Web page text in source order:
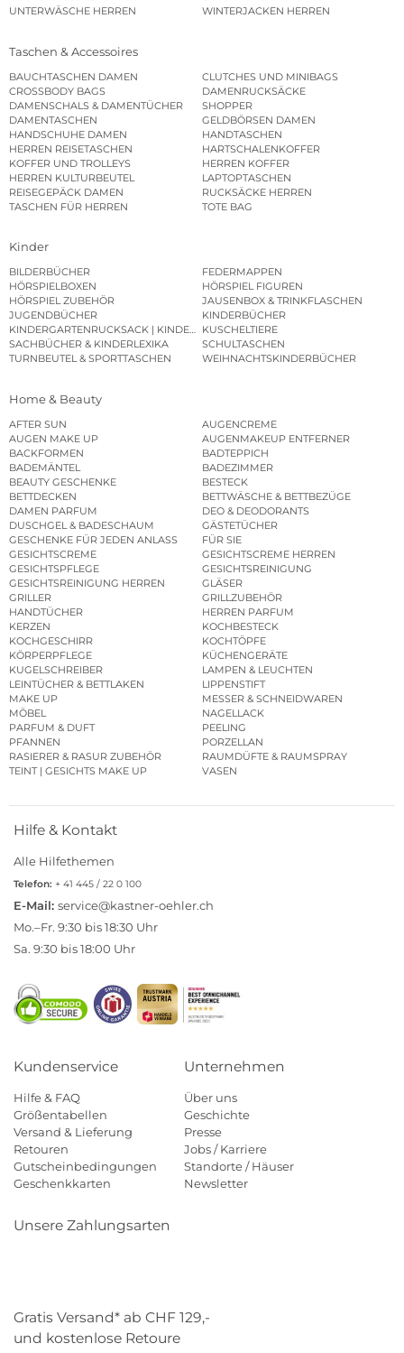
UNTERWÄSCHE HERREN
WINTERJACKEN HERREN
Taschen & Accessoires
BAUCHTASCHEN DAMEN
CLUTCHES UND MINIBAGS
CROSSBODY BAGS
DAMENRUCKSÄCKE
DAMENSCHALS & DAMENTÜCHER
SHOPPER
DAMENTASCHEN
GELDBÖRSEN DAMEN
HANDSCHUHE DAMEN
HANDTASCHEN
HERREN REISETASCHEN
HARTSCHALENKOFFER
KOFFER UND TROLLEYS
HERREN KOFFER
HERREN KULTURBEUTEL
LAPTOPTASCHEN
REISEGEPÄCK DAMEN
RUCKSÄCKE HERREN
TASCHEN FÜR HERREN
TOTE BAG
Kinder
BILDERBÜCHER
FEDERMAPPEN
HÖRSPIELBOXEN
HÖRSPIEL FIGUREN
HÖRSPIEL ZUBEHÖR
JAUSENBOX & TRINKFLASCHEN
JUGENDBÜCHER
KINDERBÜCHER
KINDERGARTENRUCKSACK | KINDERGARTENBEUTEL
KUSCHELTIERE
SACHBÜCHER & KINDERLEXIKA
SCHULTASCHEN
TURNBEUTEL & SPORTTASCHEN
WEIHNACHTSKINDERBÜCHER
Home & Beauty
AFTER SUN
AUGENCREME
AUGEN MAKE UP
AUGENMAKEUP ENTFERNER
BACKFORMEN
BADTEPPICH
BADEMÄNTEL
BADEZIMMER
BEAUTY GESCHENKE
BESTECK
BETTDECKEN
BETTWÄSCHE & BETTBEZÜGE
DAMEN PARFUM
DEO & DEODORANTS
DUSCHGEL & BADESCHAUM
GÄSTETÜCHER
GESCHENKE FÜR JEDEN ANLASS
FÜR SIE
GESICHTSCREME
GESICHTSCREME HERREN
GESICHTSPFLEGE
GESICHTSREINIGUNG
GESICHTSREINIGUNG HERREN
GLÄSER
GRILLER
GRILLZUBEHÖR
HANDTÜCHER
HERREN PARFUM
KERZEN
KOCHBESTECK
KOCHGESCHIRR
KOCHTÖPFE
KÖRPERPFLEGE
KÜCHENGERÄTE
KUGELSCHREIBER
LAMPEN & LEUCHTEN
LEINTÜCHER & BETTLAKEN
LIPPENSTIFT
MAKE UP
MESSER & SCHNEIDWAREN
MÖBEL
NAGELLACK
PARFUM & DUFT
PEELING
PFANNEN
PORZELLAN
RASIERER & RASUR ZUBEHÖR
RAUMDÜFTE & RAUMSPRAY
TEINT | GESICHTS MAKE UP
VASEN
Hilfe & Kontakt
Alle Hilfethemen
Telefon: + 41 445 / 22 0 100
E-Mail: service@kastner-oehler.ch
Mo.–Fr. 9:30 bis 18:30 Uhr
Sa. 9:30 bis 18:00 Uhr
Kundenservice
Hilfe & FAQ
Größentabellen
Versand & Lieferung
Retouren
Gutscheinbedingungen
Geschenkkarten
Unternehmen
Über uns
Geschichte
Presse
Jobs / Karriere
Standorte / Häuser
Newsletter
Unsere Zahlungsarten
Gratis Versand* ab CHF 129,-
und kostenlose Retoure